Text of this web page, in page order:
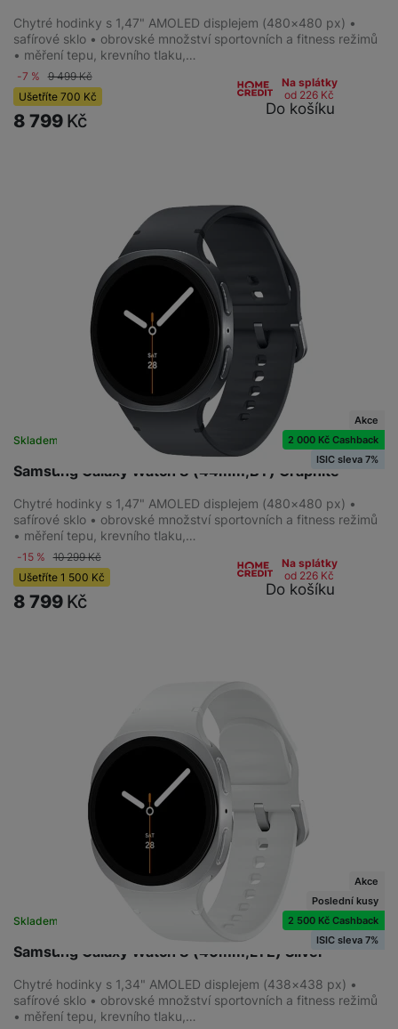
Chytré hodinky s 1,47" AMOLED displejem (480×480 px) •
safírové sklo • obrovské množství sportovních a fitness režimů
• měření tepu, krevního tlaku,…
-7 % 9 499Kč
Ušetříte 700 Kč
8 799 Kč
Na splátky
od 226 Kč
Do košíku
Samsung Galaxy Watch 8 (44mm,BT) Graphite
Skladem na 8 prodejnách
Akce
2 000 Kč Cashback
ISIC sleva 7%
Chytré hodinky s 1,47" AMOLED displejem (480×480 px) •
safírové sklo • obrovské množství sportovních a fitness režimů
• měření tepu, krevního tlaku,…
-15 % 10 299Kč
Ušetříte 1 500 Kč
8 799 Kč
Na splátky
od 226 Kč
Do košíku
Samsung Galaxy Watch 8 (40mm,LTE) Silver
Skladem na prodejně
Akce
Poslední kusy
2 500 Kč Cashback
ISIC sleva 7%
Chytré hodinky s 1,34" AMOLED displejem (438×438 px) •
safírové sklo • obrovské množství sportovních a fitness režimů
• měření tepu, krevního tlaku,…